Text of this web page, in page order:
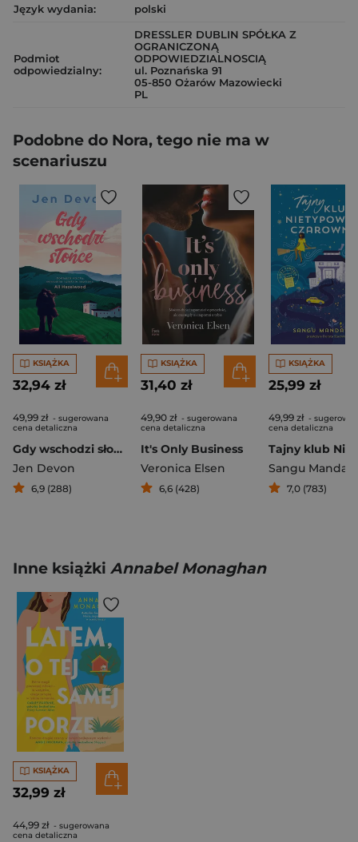
Język wydania: polski
Podmiot
odpowiedzialny:
DRESSLER DUBLIN SPÓŁKA Z
OGRANICZONĄ
ODPOWIEDZIALNOSCIĄ
ul. Poznańska 91
05-850 Ożarów Mazowiecki
PL
Podobne do Nora, tego nie ma w
scenariuszu
KSIĄŻKA
32,94 zł
49,99 zł - sugerowana
cena detaliczna
Gdy wschodzi słońce
Jen Devon
6,9 (288)
KSIĄŻKA
31,40 zł
49,90 zł - sugerowana
cena detaliczna
It's Only Business
Veronica Elsen
6,6 (428)
KSIĄŻKA
25,99 zł
49,99 zł -
cena detaliczna
Sangu
7,0 (783)
Inne książki Annabel Monaghan
KSIĄŻKA
32,99 zł
44,99 zł - sugerowana
cena detaliczna